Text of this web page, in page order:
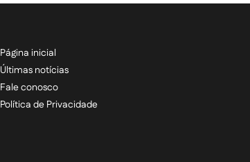
Página inicial
Últimas notícias
Fale conosco
Política de Privacidade